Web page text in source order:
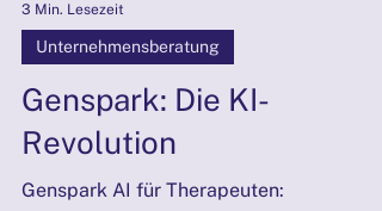
3 Min. Lesezeit
Unternehmensberatung
Genspark: Die KI-
Revolution